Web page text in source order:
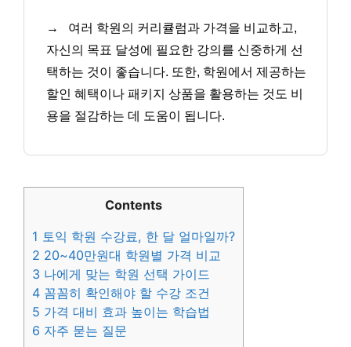
→
여러 학원의 커리큘럼과 가격을 비교하고,
자신의 목표 달성에 필요한 강의를 신중하게 선
택하는 것이 좋습니다. 또한, 학원에서 제공하는
할인 혜택이나 패키지 상품을 활용하는 것도 비
용을 절감하는 데 도움이 됩니다.
Contents
1 토익 학원 수강료, 한 달 얼마일까?
2 20~40만원대 학원별 가격 비교
3 나에게 맞는 학원 선택 가이드
4 꼼꼼히 확인해야 할 수강 조건
5 가격 대비 효과 높이는 학습법
6 자주 묻는 질문